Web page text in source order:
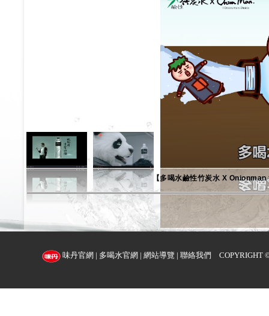
【多喝水鹼性竹炭水 X
味丹官網 多喝水官網 網站導覽 聯絡我們 COPYRIGHT